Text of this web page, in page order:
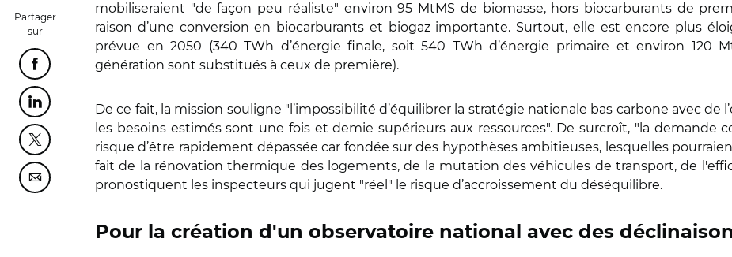
Partager
sur
Partager cette page sur Facebook
Partager cette page sur Linkedin
Partager cette page sur Twitter
Partager cette page sur Courriel
mobiliseraient "de façon peu réaliste" environ 95 MtMS de biomasse, hors biocarburants de
raison d’une conversion en biocarburants et biogaz importante. Surtout, elle est encore plus
prévue en 2050 (340 TWh d’énergie finale, soit 540 TWh d’énergie primaire et environ 120
génération sont substitués à ceux de première).
De ce fait, la mission souligne "l’impossibilité d’équilibrer la stratégie nationale bas carbone avec de
les besoins estimés sont une fois et demie supérieurs aux ressources". De surcroît, "la demande
risque d’être rapidement dépassée car fondée sur des hypothèses ambitieuses, lesquelles
fait de la rénovation thermique des logements, de la mutation des véhicules de transport, de
pronostiquent les inspecteurs qui jugent "réel" le risque d’accroissement du déséquilibre.
Pour la création d'un observatoire national avec des